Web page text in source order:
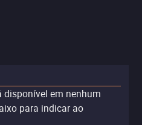
disponível em nenhum
para indicar ao